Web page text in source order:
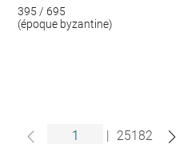
395 / 695
(époque byzantine)
| 25182